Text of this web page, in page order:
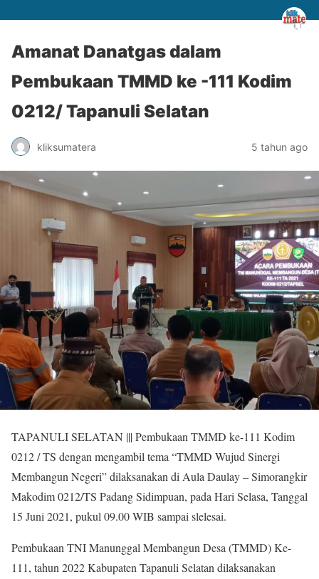
Amanat Danatgas dalam
Pembukaan TMMD ke -111 Kodim
0212/ Tapanuli Selatan
kliksumatera 5 tahun ago
TAPANULI SELATAN ||| Pembukaan TMMD ke-111 Kodim
0212 / TS dengan mengambil tema “TMMD Wujud Sinergi
Membangun Negeri” dilaksanakan di Aula Daulay – Simorangkir
Makodim 0212/TS Padang Sidimpuan, pada Hari Selasa, Tanggal
15 Juni 2021, pukul 09.00 WIB sampai slelesai.
Pembukaan TNI Manunggal Membangun Desa (TMMD) Ke-
111, tahun 2022 Kabupaten Tapanuli Selatan dilaksanakan